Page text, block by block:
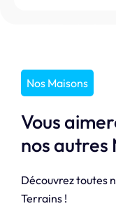
Nos Maisons
Vous
nos autres
Découvrez toutes
Terrains !